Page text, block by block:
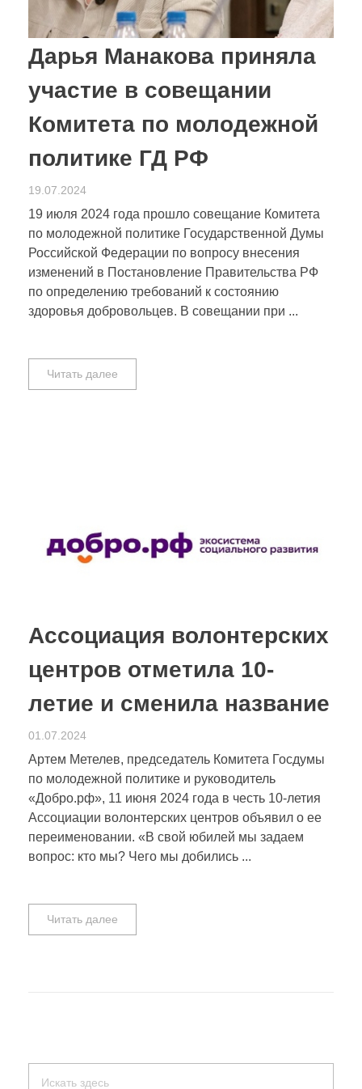
Дарья Манакова приняла
участие в совещании
Комитета по молодежной
политике ГД РФ
19.07.2024
19 июля 2024 года прошло совещание Комитета
по молодежной политике Государственной Думы
Российской Федерации по вопросу внесения
изменений в Постановление Правительства РФ
по определению требований к состоянию
здоровья добровольцев. В совещании при ...
Читать далее
Ассоциация волонтерских
центров отметила 10-
летие и сменила название
01.07.2024
Артем Метелев, председатель Комитета Госдумы
по молодежной политике и руководитель
«Добро.рф», 11 июня 2024 года в честь 10-летия
Ассоциации волонтерских центров объявил о ее
переименовании. «В свой юбилей мы задаем
вопрос: кто мы? Чего мы добились ...
Читать далее